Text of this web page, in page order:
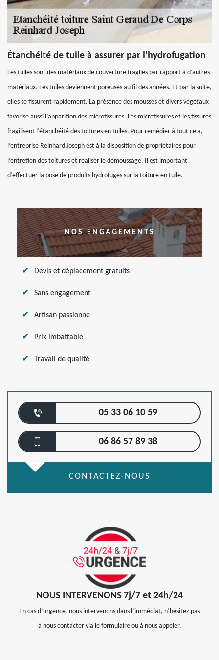
Étanchéité de tuile à assurer par l’hydrofugation
Les tuiles sont des matériaux de couverture fragiles par rapport à d’autres
matériaux. Les tuiles deviennent poreuses au fil des années. Et par la suite,
elles se fissurent rapidement. La présence des mousses et divers végétaux
favorise aussi l’apparition des microfissures. Les microfissures et les fissures
fragilisent l’étanchéité des toitures en tuiles. Pour remédier à tout cela,
l’entreprise Reinhard Joseph est à la disposition de propriétaires pour
l’entretien des toitures et réaliser le démoussage. Il est important
d’effectuer la pose de produits hydrofuges sur la toiture en tuile.
NOS ENGAGEMENTS
Devis et déplacement gratuits
Sans engagement
Artisan passionné
Prix imbattable
Travail de qualité
05 33 06 10 59
06 86 57 89 38
CONTACTEZ-NOUS
NOUS INTERVENONS 7j/7 et 24h/24
En cas d’urgence, nous intervenons dans l’immédiat, n’hésitez pas
à nous contacter via le formulaire ou à nous appeler.